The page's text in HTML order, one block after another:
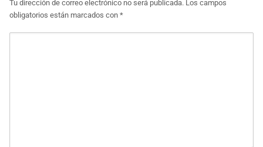
Tu dirección de correo electrónico no será publicada. Los campos
obligatorios están marcados con *